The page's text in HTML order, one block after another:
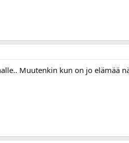
Muutenkin kun on jo elämää